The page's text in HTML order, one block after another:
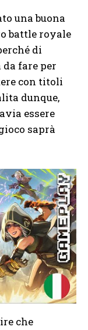
una buona
battle royale
di
da fare per
con titoli
dunque,
essere
saprà
che